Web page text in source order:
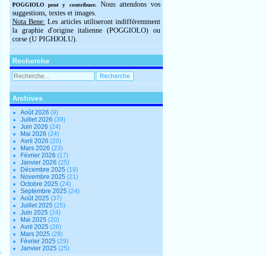
POGGIOLO peut y contribuer.Nous attendons vos
suggestions, textes et images.
Nota Bene: Les articles utiliseront indifféremment
la graphie d'origine italienne (POGGIOLO) ou
corse (U PIGHJOLU).
Recherche
Archives
Août 2026 (9)
Juillet 2026 (39)
Juin 2026 (24)
Mai 2026 (24)
Avril 2026 (20)
Mars 2026 (23)
Février 2026 (17)
Janvier 2026 (25)
Décembre 2025 (19)
Novembre 2025 (21)
Octobre 2025 (24)
Septembre 2025 (24)
Août 2025 (37)
Juillet 2025 (25)
Juin 2025 (24)
Mai 2025 (20)
Avril 2025 (26)
Mars 2025 (28)
Février 2025 (29)
Janvier 2025 (25)